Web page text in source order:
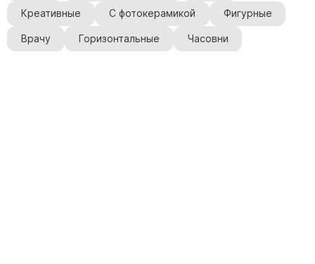
Креативные С фотокерамикой Фигурные
Врачу Горизонтальные Часовни